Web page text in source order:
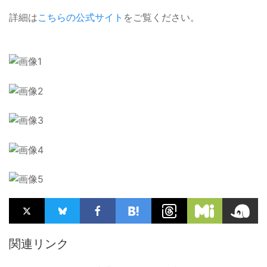
詳細はこちらの公式サイト をご覧ください。
関連リンク